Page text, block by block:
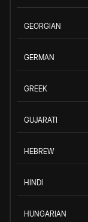
GEORGIAN
GERMAN
GREEK
GUJARATI
HEBREW
HINDI
HUNGARIAN